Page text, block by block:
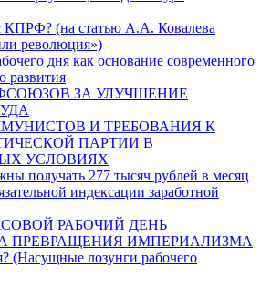
КПРФ? (на статью А.А. Ковалева
революция»)
дня как основание современного
развития
ЗА УЛУЧШЕНИЕ
И ТРЕБОВАНИЯ К
ПАРТИИ В
УСЛОВИЯХ
получать 277 тысяч рублей в месяц
индексации заработной
РАБОЧИЙ ДЕНЬ
ПРЕВРАЩЕНИЯ ИМПЕРИАЛИЗМА
(Насущные лозунги рабочего